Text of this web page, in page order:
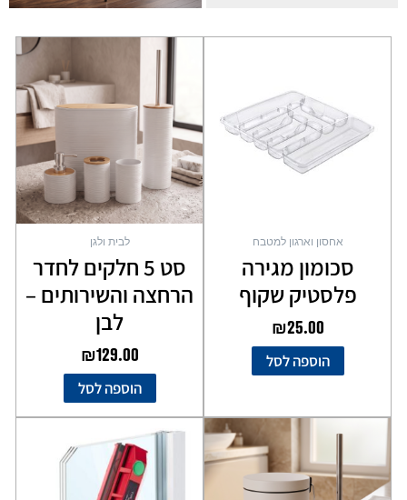
אחסון וארגון למטבח
סכומון מגירה
פלסטיק שקוף
₪25.00
הוספה לסל
לבית ולגן
סט 5 חלקים לחדר
הרחצה והשירותים –
לבן
₪129.00
הוספה לסל